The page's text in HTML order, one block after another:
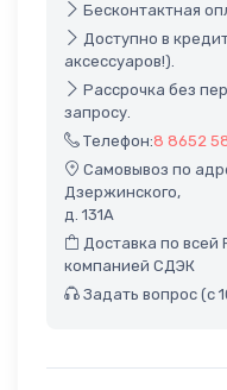
Бесконтактная
Доступно в
аксессуаров!).
Рассрочка без
запросу.
Телефон:8 8652
Самовывоз по
Дзержинского,
д. 131А
Доставка по всей
компанией СДЭК
Задать вопрос (с